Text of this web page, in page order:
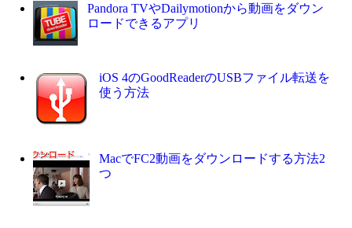
Pandora TVやDailymotionから動画をダウン
ロードできるアプリ
iOS 4のGoodReaderのUSBファイル転送を
使う方法
MacでFC2動画をダウンロードする方法2
つ